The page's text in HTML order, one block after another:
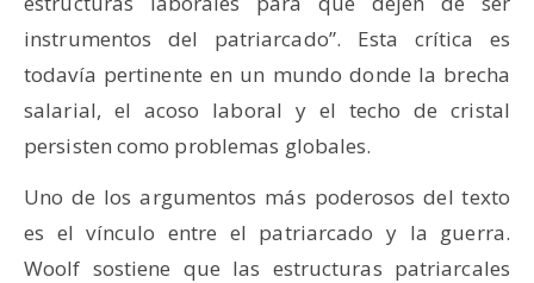
instrumentos del patriarcado”. Esta crítica es
todavía pertinente en un mundo donde la brecha
salarial, el acoso laboral y el techo de cristal
persisten como problemas globales.
Uno de los argumentos más poderosos del texto
es el vínculo entre el patriarcado y la guerra.
Woolf sostiene que las estructuras patriarcales